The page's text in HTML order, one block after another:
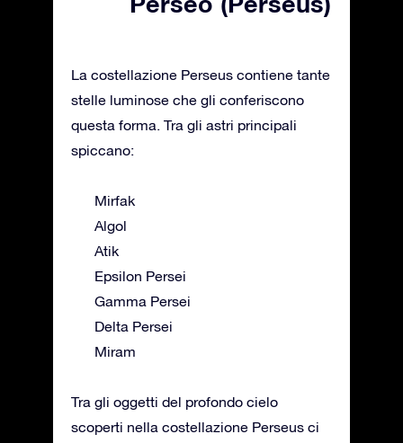
La costellazione Perseus contiene tante
stelle luminose che gli conferiscono
questa forma. Tra gli astri principali
spiccano:
Mirfak
Algol
Atik
Epsilon Persei
Gamma Persei
Delta Persei
Miram
Tra gli oggetti del profondo cielo
scoperti nella costellazione Perseus ci